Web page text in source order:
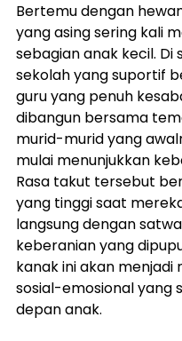
Bertemu dengan
yang asing sering kali
sebagian anak kecil. Di
sekolah yang suportif
guru yang penuh
dibangun bersama
murid-murid yang
mulai menunjukkan
Rasa takut tersebut
yang tinggi saat
langsung dengan
keberanian yang
kanak ini akan
sosial-emosional yang
depan anak.